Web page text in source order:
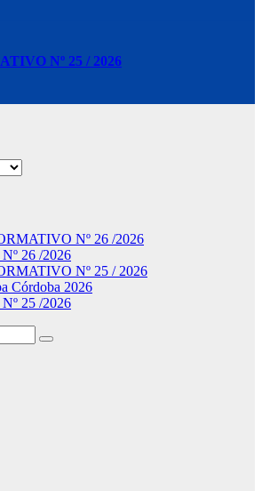
Nº 25 / 2026
Nº 26 /2026
26 /2026
Nº 25 / 2026
Córdoba 2026
25 /2026